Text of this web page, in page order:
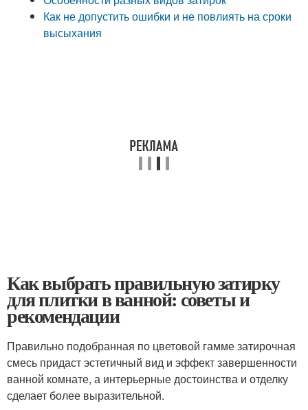
Как не допустить ошибки и не повлиять на сроки
высыхания
Как выбрать правильную затирку
для плитки в ванной: советы и
рекомендации
Правильно подобранная по цветовой гамме затирочная
смесь придаст эстетичный вид и эффект завершенности
ванной комнате, а интерьерные достоинства и отделку
сделает более выразительной.